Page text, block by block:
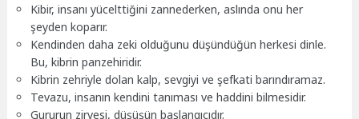
Kibir, insanı yücelttiğini zannederken, aslında onu her
şeyden koparır.
Kendinden daha zeki olduğunu düşündüğün herkesi dinle.
Bu, kibrin panzehiridir.
Kibrin zehriyle dolan kalp, sevgiyi ve şefkati barındıramaz.
Tevazu, insanın kendini tanıması ve haddini bilmesidir.
Gururun zirvesi, düşüşün başlangıcıdır.